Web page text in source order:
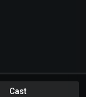
Cast